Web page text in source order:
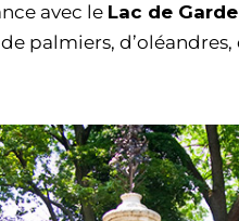
avec le Lac de Garde
palmiers,